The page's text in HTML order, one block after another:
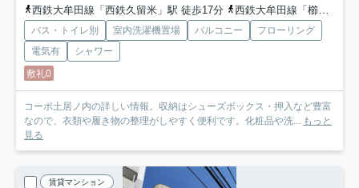
西鉄大牟田線「西鉄久留米」駅 徒歩17分
西鉄大牟田線「櫛原」駅 徒歩18分
バス・トイレ別 室内洗濯機置場 バルコニー
フローリング
電気有
シャワー
敷礼0
コーポ土居ノ内の詳しい情報。収納はシューズボックス・押入など豊富
なので、衣類や履き物の整理がしやすく便利です。化粧品や洗... もっと
見る
賃貸マンション